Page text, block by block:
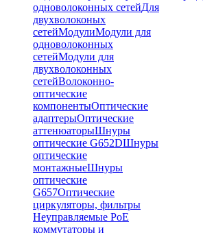
одноволоконных сетейДля
двухволоконых
сетейМодулиМодули для
одноволоконных
сетейМодули для
двухволоконных
сетейВолоконно-
оптические
компонентыОптические
адаптерыОптические
аттенюаторыШнуры
оптические G652DШнуры
оптические
монтажныеШнуры
оптические
G657Оптические
циркуляторы, фильтры
Неуправляемые PoE
коммутаторы и